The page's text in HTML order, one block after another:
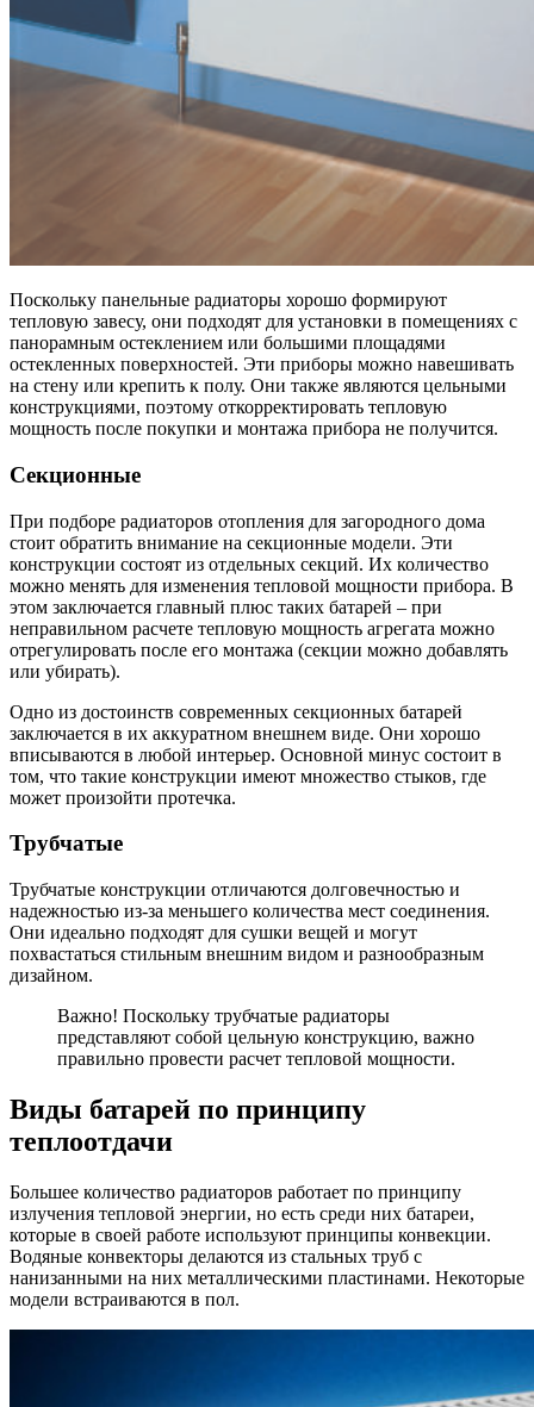
Поскольку панельные радиаторы хорошо формируют
тепловую завесу, они подходят для установки в помещениях с
панорамным остеклением или большими площадями
остекленных поверхностей. Эти приборы можно навешивать
на стену или крепить к полу. Они также являются цельными
конструкциями, поэтому откорректировать тепловую
мощность после покупки и монтажа прибора не получится.
Секционные
При подборе радиаторов отопления для загородного дома
стоит обратить внимание на секционные модели. Эти
конструкции состоят из отдельных секций. Их количество
можно менять для изменения тепловой мощности прибора. В
этом заключается главный плюс таких батарей – при
неправильном расчете тепловую мощность агрегата можно
отрегулировать после его монтажа (секции можно добавлять
или убирать).
Одно из достоинств современных секционных батарей
заключается в их аккуратном внешнем виде. Они хорошо
вписываются в любой интерьер. Основной минус состоит в
том, что такие конструкции имеют множество стыков, где
может произойти протечка.
Трубчатые
Трубчатые конструкции отличаются долговечностью и
надежностью из-за меньшего количества мест соединения.
Они идеально подходят для сушки вещей и могут
похвастаться стильным внешним видом и разнообразным
дизайном.
Важно! Поскольку трубчатые радиаторы
представляют собой цельную конструкцию, важно
правильно провести расчет тепловой мощности.
Виды батарей по принципу
теплоотдачи
Большее количество радиаторов работает по принципу
излучения тепловой энергии, но есть среди них батареи,
которые в своей работе используют принципы конвекции.
Водяные конвекторы делаются из стальных труб с
нанизанными на них металлическими пластинами. Некоторые
модели встраиваются в пол.